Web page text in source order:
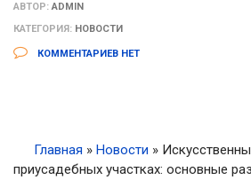
АВТОР:ADMIN
КАТЕГОРИЯ: НОВОСТИ
КОММЕНТАРИЕВ НЕТ
Главная » Новости »
приусадебных участках: основные